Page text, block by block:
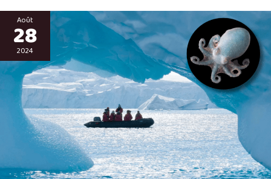
Août
28
2024
L’HISTOIRE
PERDUE
DE
L’ANTARCTIQUE
RÉVÉLÉE
DANS
L’ADN
DES
POULPES